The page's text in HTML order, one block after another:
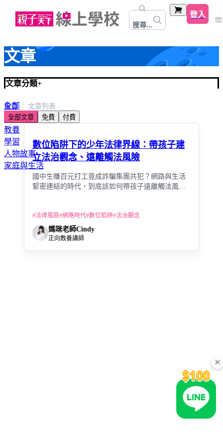
搜尋...
登入
文章
文章分類+
全部
心靈關係成長
教養
學習
人物故事
家庭與生活
首頁
文章列表
全部文章
免費 付費
數位陷阱下的少年法律界線：帶孩子建
立法治觀念、遠離觸法風險
國中生賺百元打工竟成詐騙集團共犯？網路與生活
緊密連結的時代，到底該如何帶孩子遠離觸法風
#法律風險#網路時代#數位陷阱#法治觀念
媽咪老師Cindy
正向教養講師
×